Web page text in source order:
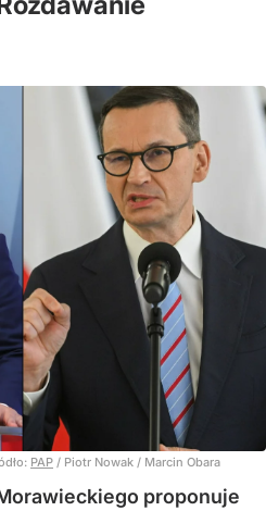
PAP / Piotr Nowak / Marcin Obara
proponuje